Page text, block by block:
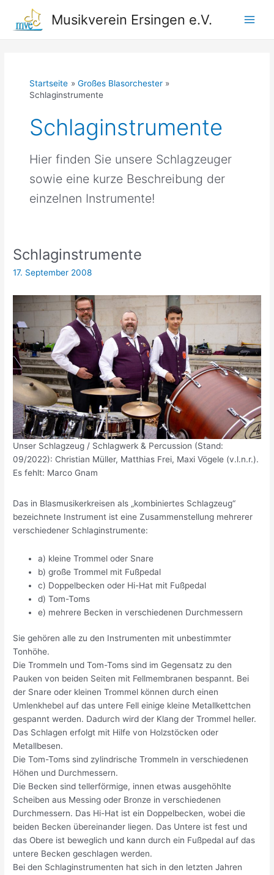
springen
Musikverein Ersingen e.V.
Startseite
Großes Blasorchester
Schlaginstrumente
Schlaginstrumente
Hier finden Sie unsere Schlagzeuger
sowie eine kurze Beschreibung der
einzelnen Instrumente!
Schlaginstrumente
17. September 2008
Unser Schlagzeug / Schlagwerk & Percussion (Stand:
09/2022): Christian Müller, Matthias Frei, Maxi Vögele (v.l.n.r.).
Es fehlt: Marco Gnam
Das in Blasmusikerkreisen als „kombiniertes Schlagzeug“
bezeichnete Instrument ist eine Zusammenstellung mehrerer
verschiedener Schlaginstrumente:
a) kleine Trommel oder Snare
b) große Trommel mit Fußpedal
c) Doppelbecken oder Hi-Hat mit Fußpedal
d) Tom-Toms
e) mehrere Becken in verschiedenen Durchmessern
Sie gehören alle zu den Instrumenten mit unbestimmter
Tonhöhe.
Die Trommeln und Tom-Toms sind im Gegensatz zu den
Pauken von beiden Seiten mit Fellmembranen bespannt. Bei
der Snare oder kleinen Trommel können durch einen
Umlenkhebel auf das untere Fell einige kleine Metallkettchen
gespannt werden. Dadurch wird der Klang der Trommel heller.
Das Schlagen erfolgt mit Hilfe von Holzstöcken oder
Metallbesen.
Die Tom-Toms sind zylindrische Trommeln in verschiedenen
Höhen und Durchmessern.
Die Becken sind tellerförmige, innen etwas ausgehöhlte
Scheiben aus Messing oder Bronze in verschiedenen
Durchmessern. Das Hi-Hat ist ein Doppelbecken, wobei die
beiden Becken übereinander liegen. Das Untere ist fest und
das Obere ist beweglich und kann durch ein Fußpedal auf das
untere Becken geschlagen werden.
Bei den Schlaginstrumenten hat sich in den letzten Jahren